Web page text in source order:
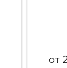
от